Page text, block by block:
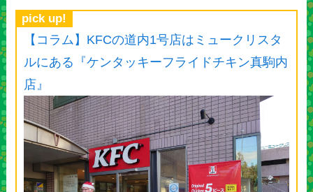
pick up!
【コラム】KFCの道内1号店はミュークリスタ
ルにある『ケンタッキーフライドチキン真駒内
店』